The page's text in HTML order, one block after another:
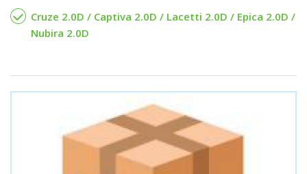
Cruze 2.0D / Captiva 2.0D / Lacetti 2.0D / Epica 2.0D /
Nubira 2.0D